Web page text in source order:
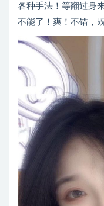
各种手法！等翻过身
不能了！爽！不错，